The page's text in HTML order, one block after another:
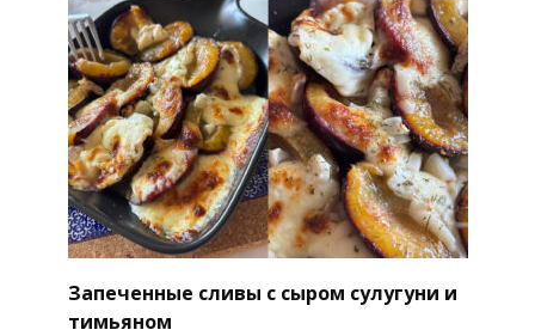
Запеченные сливы с сыром сулугуни и
тимьяном